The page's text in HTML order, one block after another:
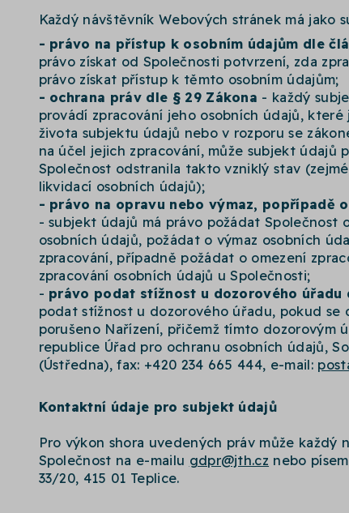
Každý návštěvník Webových stránek má jako
- právo na přístup k osobním údajům dle
právo získat od Společnosti potvrzení, zda
právo získat přístup k těmto osobním údajům;
- ochrana práv dle § 29 Zákona - každý
provádí zpracování jeho osobních údajů,
života subjektu údajů nebo v rozporu se
na účel jejich zpracování, může subjekt údajů
Společnost odstranila takto vzniklý stav
likvidací osobních údajů);
- právo na opravu nebo výmaz, popřípadě
- subjekt údajů má právo požádat Společnost
osobních údajů, požádat o výmaz osobních
zpracování, případně požádat o omezení
zpracování osobních údajů u Společnosti;
- právo podat stížnost u dozorového úřadu
podat stížnost u dozorového úřadu, pokud se
porušeno Nařízení, přičemž tímto dozorovým
republice Úřad pro ochranu osobních údajů,
(Ústředna), fax: +420 234 665 444, e-mail:
Kontaktní údaje pro subjekt údajů
Pro výkon shora uvedených práv může
Společnost na e-mailu gdpr@jth.cz nebo
33/20, 415 01 Teplice.